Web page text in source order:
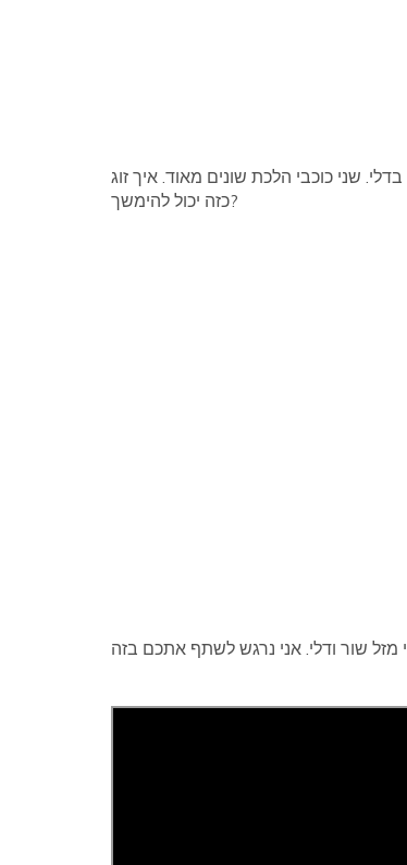
שני כוכבי הלכת שונים מאוד. איך זוג
כזה יכול להימשך?